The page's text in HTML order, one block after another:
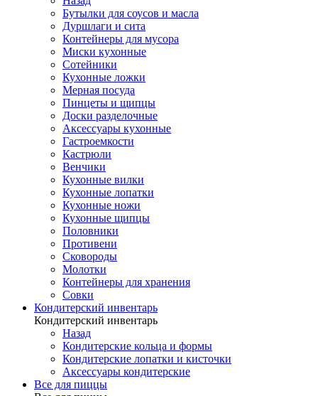
Бутылки для соусов и масла
Дуршлаги и сита
Контейнеры для мусора
Миски кухонные
Сотейники
Кухонные ложки
Мерная посуда
Пинцеты и щипцы
Доски разделочные
Аксессуары кухонные
Гастроемкости
Кастрюли
Венчики
Кухонные вилки
Кухонные лопатки
Кухонные ножи
Кухонные щипцы
Половники
Противени
Сковороды
Молотки
Контейнеры для хранения
Совки
Кондитерский инвентарь
Кондитерский инвентарь
Назад
Кондитерские кольца и формы
Кондитерские лопатки и кисточки
Аксессуары кондитерские
Все для пиццы